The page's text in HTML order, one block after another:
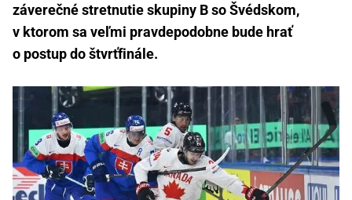
záverečné stretnutie skupiny B so Švédskom,
v ktorom sa veľmi pravdepodobne bude hrať
o postup do štvrťfinále.